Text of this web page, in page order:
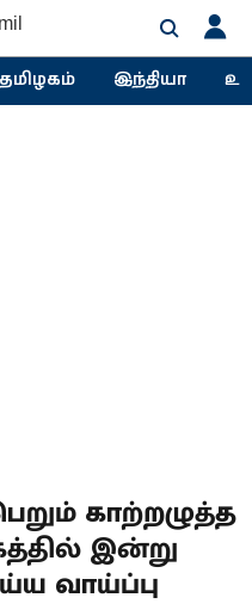
தமிழகம் இந்தியா
காற்​றழுத்த
இன்று​
வாய்ப்பு